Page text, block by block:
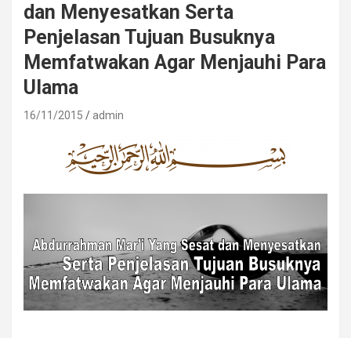
dan Menyesatkan Serta
Penjelasan Tujuan Busuknya
Memfatwakan Agar Menjauhi Para
Ulama
16/11/2015 admin